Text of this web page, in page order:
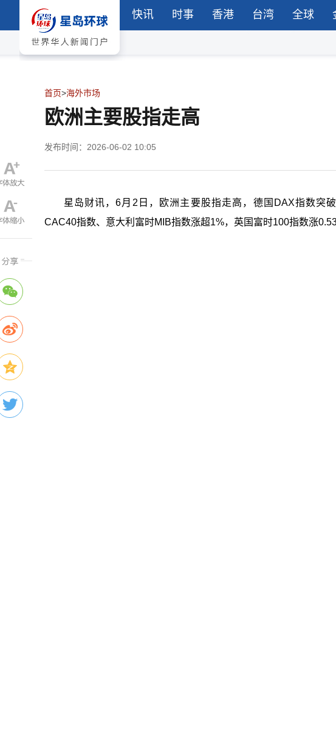
快讯 时事 香港 台湾 全球
首页>海外市场
欧洲主要股指走高
发布时间：2026-06-02 10:05
星岛财讯，6月2日，欧洲主要股指走高，德国DAX指数突
CAC40指数、意大利富时MIB指数涨超1%，英国富时100指数涨